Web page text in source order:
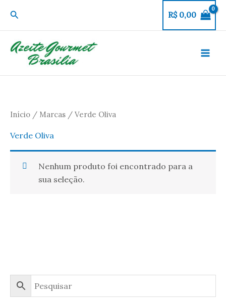
para
o
conteúdo
Pesquisar R$0,00
Início / Marcas / Verde Oliva
Verde Oliva
Nenhum produto foi encontrado para a
sua seleção.